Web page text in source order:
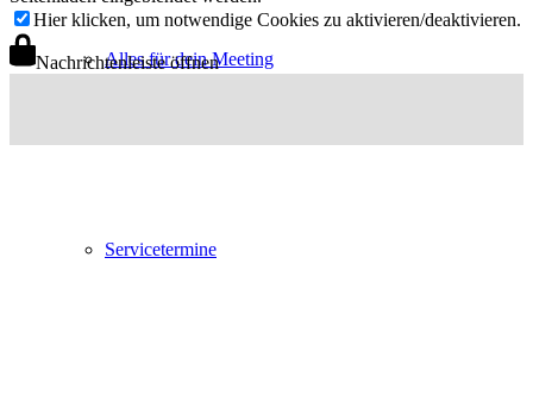
Alles für dein Meeting
Servicetermine
Hier klicken, um notwendige Cookies zu aktivieren/deaktivieren.
Nachrichtenleiste öffnen